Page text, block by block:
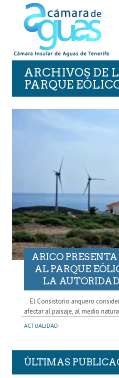
ARCHIVOS DE
PARQUE
ARICO
AL PARQUE
LA
El Consistorio ariquero
afectar al paisaje, al medio
ACTUALIDAD
ÚLTIMAS